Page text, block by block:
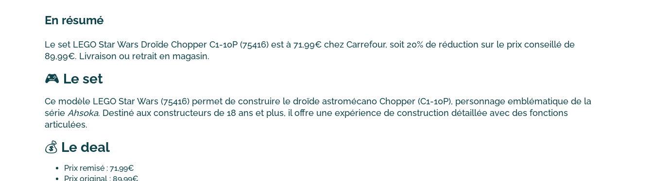
En résumé
Le set LEGO Star Wars Droïde Chopper C1-10P (75416) est à 71,99€ chez Carrefour, soit 20% de réduction sur le prix conseillé de
89,99€. Livraison ou retrait en magasin.
🎮 Le set
Ce modèle LEGO Star Wars (75416) permet de construire le droïde astromécano Chopper (C1-10P), personnage emblématique de la
série Ahsoka. Destiné aux constructeurs de 18 ans et plus, il offre une expérience de construction détaillée avec des fonctions
articulées.
💰 Le deal
Prix remisé : 71,99€
Prix original : 89,99€